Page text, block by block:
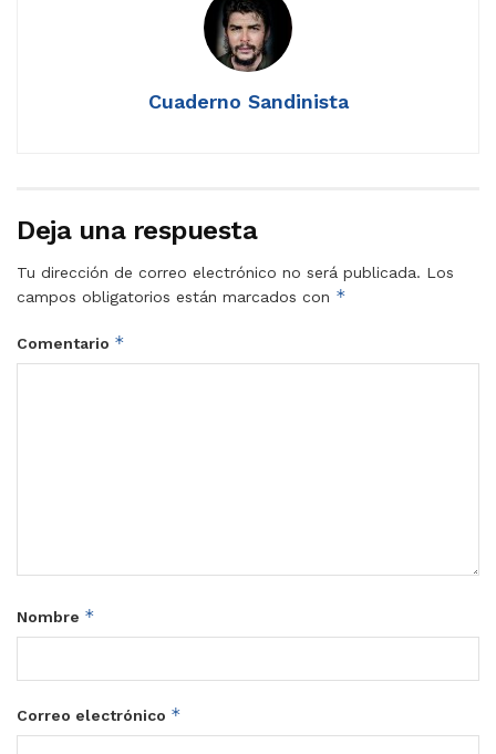
Cuaderno Sandinista
Deja una respuesta
Tu dirección de correo electrónico no será publicada. Los
campos obligatorios están marcados con *
Comentario *
Nombre *
Correo electrónico *